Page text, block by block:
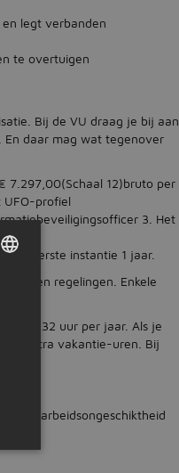
legt verbanden
te overtuigen
Bij de VU draag je bij aan
En daar mag wat tegenover
7.297,00(Schaal 12)bruto per
UFO-profiel
3. Het
in eerste instantie 1 jaar.
en regelingen. Enkele
van 232 uur per jaar. Als je
96 extra vakantie-uren. Bij
bij arbeidsongeschiktheid